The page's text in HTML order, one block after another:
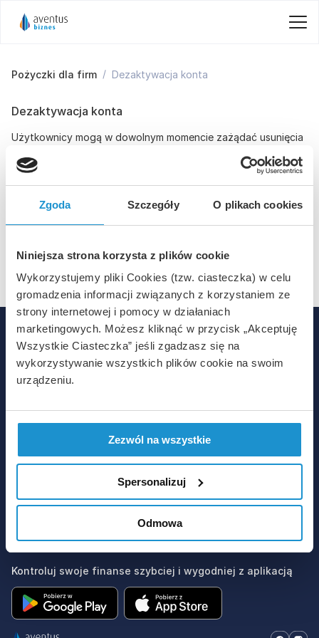
Zgoda Szczegóły O plikach cookies
Niniejsza strona korzysta z plików cookie
Wykorzystujemy pliki Cookies (tzw. ciasteczka) w celu
gromadzenia informacji związanych z korzystaniem ze
strony internetowej i pomocy w działaniach
marketingowych. Możesz kliknąć w przycisk „Akceptuję
Wszystkie Ciasteczka” jeśli zgadzasz się na
wykorzystywanie wszystkich plików cookie na swoim
urządzeniu.
Zezwól na wszystkie
Spersonalizuj
Odmowa
Pożyczki dla firm Dezaktywacja konta
Dezaktywacja konta
Użytkownicy mogą w dowolnym momencie zażądać usunięcia
info@aventusbiznes.pl
Dane wymagane przepisami prawa (np. dokumentacja
finansowa) będą przechowywane wyłącznie przez okres
Odinstalowanie Aplikacji powoduje usunięcie danych
zapisanych na urządzeniu.
Biuro Obsługi Klienta
222 571 888
Pon. - Pt.: 8:00 - 20:00
Ndz. handlowe: 9:00 - 17:00
Menu
Kontroluj swoje finanse szybciej i wygodniej z aplikacją